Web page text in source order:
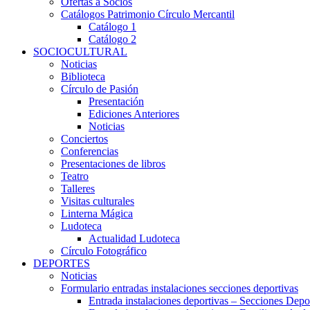
Catálogos Patrimonio Círculo Mercantil
Catálogo 1
Catálogo 2
SOCIOCULTURAL
Noticias
Biblioteca
Círculo de Pasión
Presentación
Ediciones Anteriores
Noticias
Conciertos
Conferencias
Presentaciones de libros
Teatro
Talleres
Visitas culturales
Linterna Mágica
Ludoteca
Actualidad Ludoteca
Círculo Fotográfico
DEPORTES
Noticias
Formulario entradas instalaciones secciones deportivas
Entrada instalaciones deportivas – Secciones